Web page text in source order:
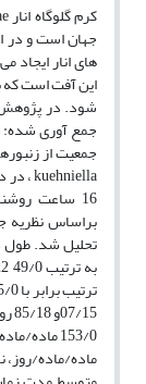
جهان است و در
این آفت است که
شود. در پژوهش
جمع آوری شده:
16 ساعت
براساس
تحلیل شد. طول